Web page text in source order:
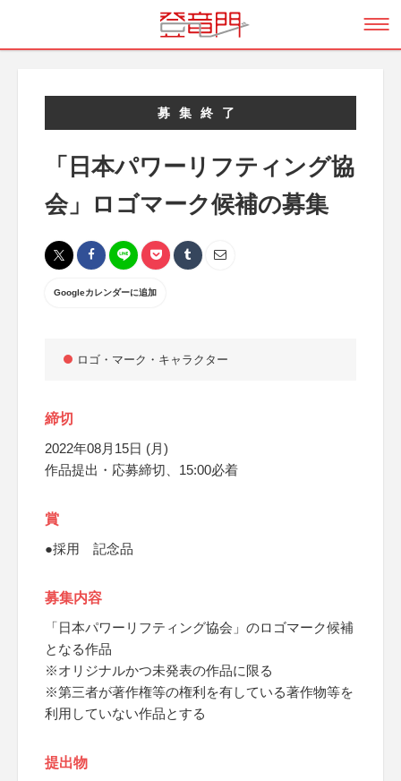
募集終了
「日本パワーリフティング協
会」ロゴマーク候補の募集
Googleカレンダーに追加
ロゴ・マーク・キャラクター
締切
2022年08月15日 (月)
作品提出・応募締切、15:00必着
賞
●採用 記念品
募集内容
「日本パワーリフティング協会」のロゴマーク候補
となる作品
※オリジナルかつ未発表の作品に限る
※第三者が著作権等の権利を有している著作物等を
利用していない作品とする
提出物